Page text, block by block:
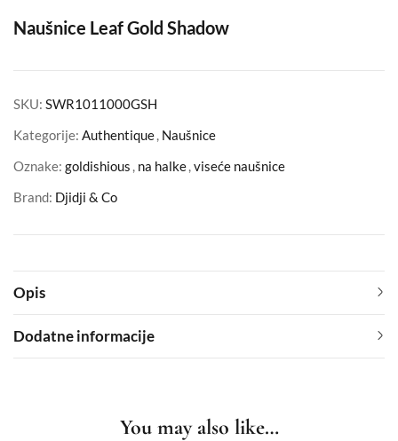
Naušnice Leaf Gold Shadow
SKU: SWR1011000GSH
Kategorije: Authentique, Naušnice
Oznake: goldishious , na halke,viseće naušnice
Brand: Djidji & Co
Opis
Dodatne informacije
You may also like…